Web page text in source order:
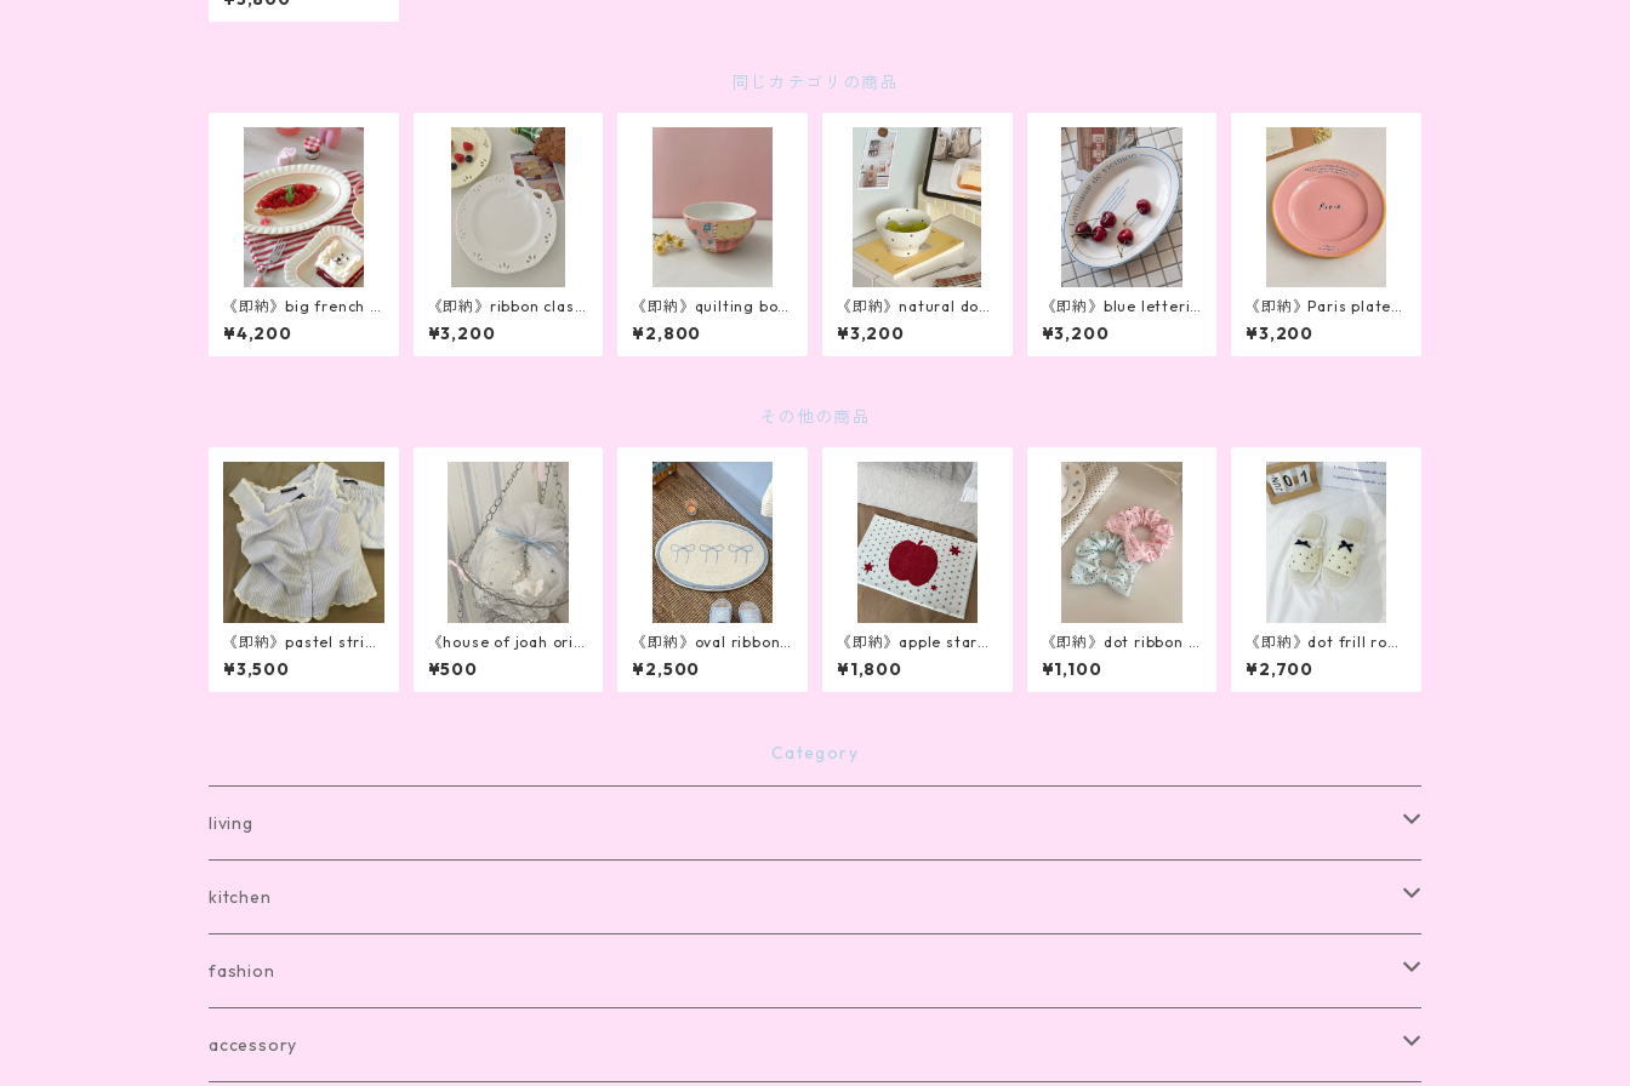
同じカテゴリの商品
《即納》big french pl
ate
¥4,200
《即納》ribbon classi
cal dishware
¥3,200
《即納》quilting bow
l¥2,800
《即納》natural dot
bowl
¥3,200
《即納》blue letterin
g ovalplate
¥3,200
《即納》Paris plate
(pink)
¥3,200
その他の商品
《即納》pastel stripe
pajamas
¥3,500
《house of joah orig
inal gift wrapping》
¥500
《即納》oval ribbon
mat
¥2,500
《即納》apple starba
th mat
¥1,800
《即納》dot ribbon c
houchou
¥1,100
《即納》dot frill roo
mshoes
¥2,700
Category
living
bath mat
room shoes
living item other
kitchen
dishware
cutlery
fashion
room wear
accessory